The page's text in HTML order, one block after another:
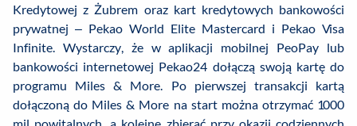
Kredytowej z Żubrem oraz kart kredytowych bankowości
prywatnej – Pekao World Elite Mastercard i Pekao Visa
Infinite. Wystarczy, że w aplikacji mobilnej PeoPay lub
bankowości internetowej Pekao24 dołączą swoją kartę do
programu Miles & More. Po pierwszej transakcji kartą
dołączoną do Miles & More na start można otrzymać 1000